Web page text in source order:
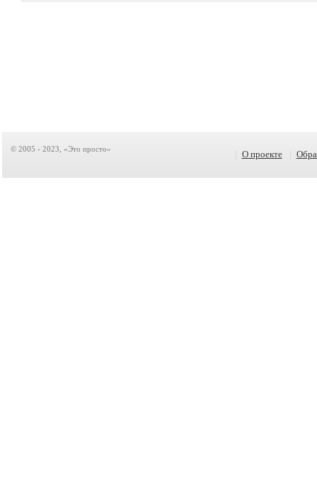
© 2005 - 2023, «Это просто» О проекте